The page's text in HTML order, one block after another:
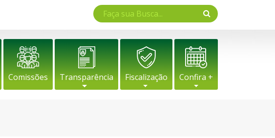
Comissões Transparência Fiscalização Confira +